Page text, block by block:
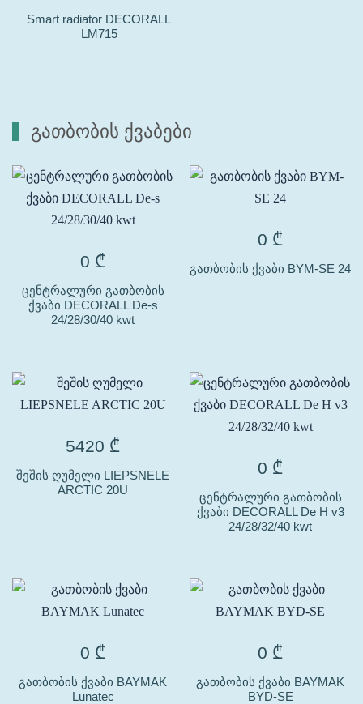
Smart radiator DECORALL
LM715
გათბობის ქვაბები
0 ₾
ცენტრალური გათბობის
ქვაბი DECORALL De-s
24/28/30/40 kwt
0 ₾
გათბობის ქვაბი BYM-SE 24
5420 ₾
შეშის ღუმელი LIEPSNELE
ARCTIC 20U
0 ₾
ცენტრალური გათბობის
ქვაბი DECORALL De H v3
24/28/32/40 kwt
0 ₾
გათბობის ქვაბი BAYMAK
Lunatec
0 ₾
გათბობის ქვაბი BAYMAK
BYD-SE